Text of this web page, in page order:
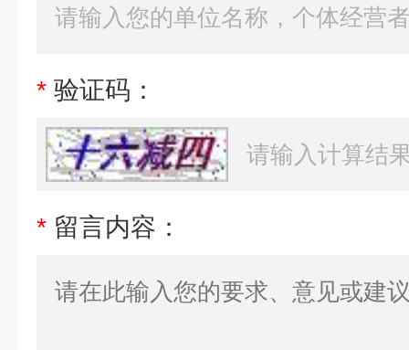
* 验证码：
* 留言内容：